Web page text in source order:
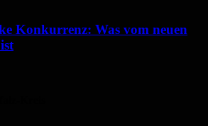
Konkurrenz: Was vom neuen